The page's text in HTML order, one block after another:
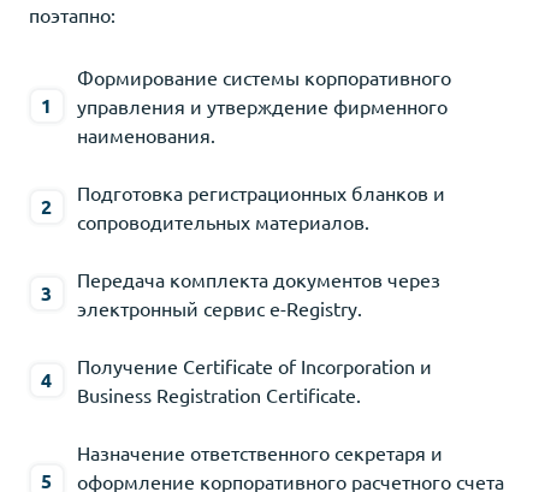
поэтапно:
Формирование системы корпоративного
управления и утверждение фирменного
наименования.
Подготовка регистрационных бланков и
сопроводительных материалов.
Передача комплекта документов через
электронный сервис e-Registry.
Получение Certificate of Incorporation и
Business Registration Certificate.
Назначение ответственного секретаря и
оформление корпоративного расчетного счета